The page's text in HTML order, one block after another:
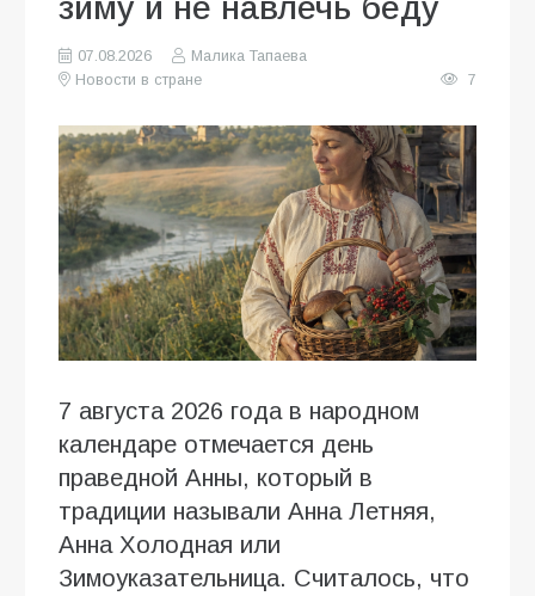
зиму и не навлечь беду
07.08.2026
Малика Тапаева
Новости в стране
7
7 августа 2026 года в народном
календаре отмечается день
праведной Анны, который в
традиции называли Анна Летняя,
Анна Холодная или
Зимоуказательница. Считалось, что